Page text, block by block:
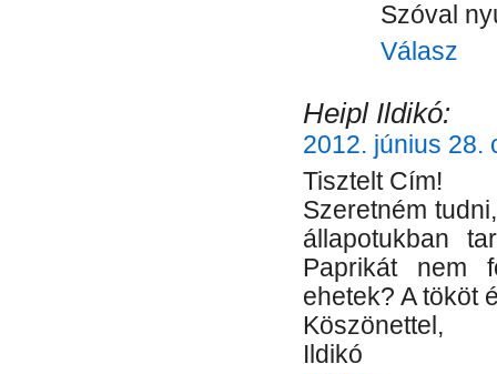
Szóval
Válasz
Heipl Ildikó:
2012. június 28.
Tisztelt Cím!
Szeretném
állapotukban
Paprikát nem
ehetek? A tököt
Köszönettel,
Ildikó